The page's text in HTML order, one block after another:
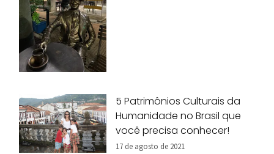
5 Patrimônios Culturais da
Humanidade no Brasil que
você precisa conhecer!
17 de agosto de 2021